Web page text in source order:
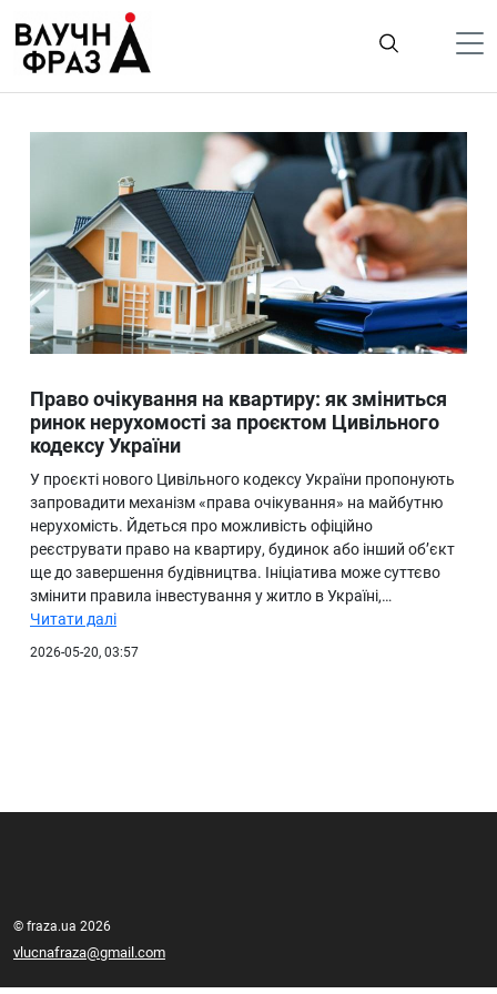
содержимому
Життя
Лайфстайл
ТехноНаука
Людина
Ukraine
Про нас
Право очікування на квартиру: як зміниться
ринок нерухомості за проєктом Цивільного
кодексу України
У проєкті нового Цивільного кодексу України пропонують
запровадити механізм «права очікування» на майбутню
нерухомість. Йдеться про можливість офіційно
реєструвати право на квартиру, будинок або інший об’єкт
ще до завершення будівництва. Ініціатива може суттєво
змінити правила інвестування у житло в Україні,…
Читати далі
2026-05-20, 03:57
© fraza.ua 2026
vlucnafraza@gmail.com